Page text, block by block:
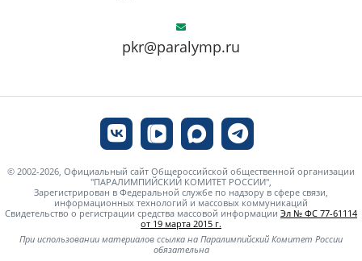
pkr@paralymp.ru
© 2002-2026, Официальный сайт Общероссийской общественной организации
"ПАРАЛИМПИЙСКИЙ КОМИТЕТ РОССИИ",
Зарегистрирован в Федеральной службе по надзору в сфере связи,
информационных технологий и массовых коммуникаций
Свидетельство о регистрации средства массовой информации Эл № ФС 77-61114
от 19 марта 2015 г.
При использовании материалов ссылка на Паралимпийский Комитет России
обязательна